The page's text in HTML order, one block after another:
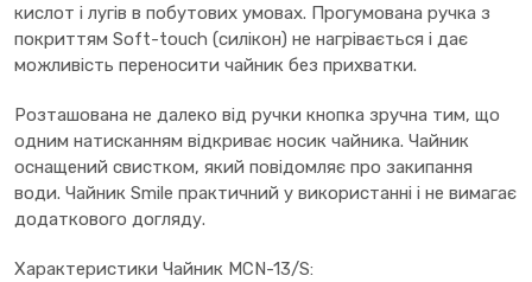
кислот і лугів в побутових умовах. Прогумована ручка з
покриттям Soft-touch (силікон) не нагрівається і дає
можливість переносити чайник без прихватки.
Розташована не далеко від ручки кнопка зручна тим, що
одним натисканням відкриває носик чайника. Чайник
оснащений свистком, який повідомляє про закипання
води. Чайник Smile практичний у використанні і не вимагає
додаткового догляду.
Характеристики Чайник MCN-13/S: